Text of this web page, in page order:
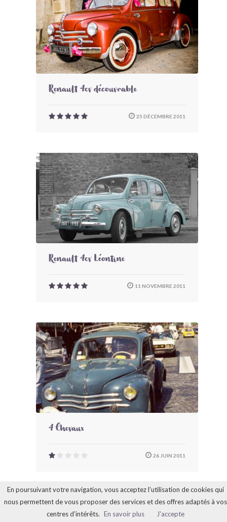
Renault 4cv découvrable
25 DÉCEMBRE 2011
Renault 4cv Léontine
11 NOVEMBRE 2011
4 Chevaux
26 JUIN 2011
En poursuivant votre navigation, vous acceptez l’utilisation de cookies qui
nous permettent de vous proposer des services et des offres adaptés à vos
centres d’intérêts. En savoir plus J'accepte